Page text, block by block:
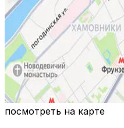
посмотреть на карте